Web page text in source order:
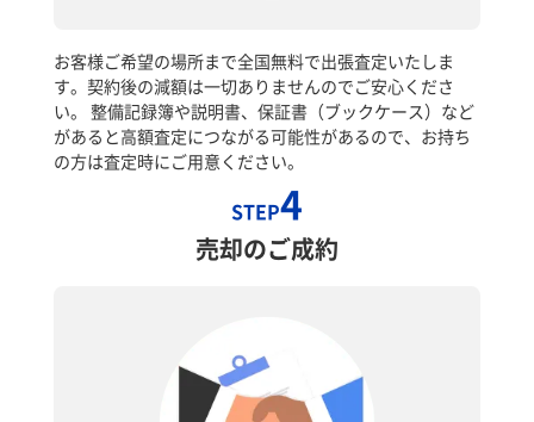
お客様ご希望の場所まで全国無料で出張査定いたしま
す。契約後の減額は一切ありませんのでご安心くださ
い。 整備記録簿や説明書、保証書（ブックケース）など
があると高額査定につながる可能性があるので、お持ち
の方は査定時にご用意ください。
STEP4
売却のご成約